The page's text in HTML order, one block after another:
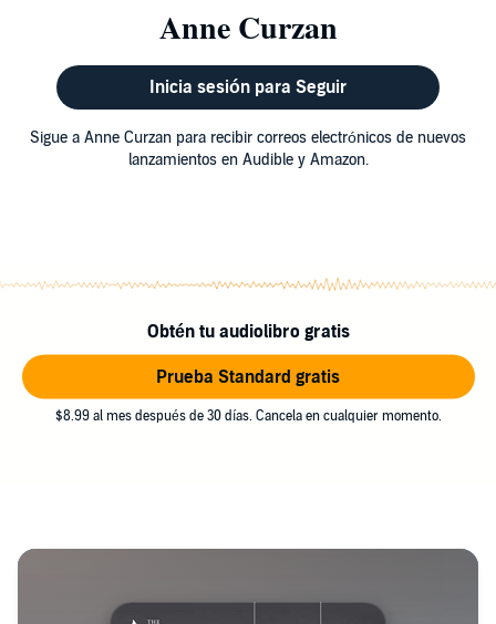
Anne Curzan
Inicia sesión para Seguir
Sigue a Anne Curzan para recibir correos electrónicos de nuevos
lanzamientos en Audible y Amazon.
Obtén tu audiolibro gratis
Prueba Standard gratis
$8.99 al mes después de 30 días. Cancela en cualquier momento.